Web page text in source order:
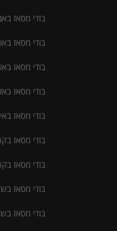
בודי מסאז
בודי מסאז
בודי מסאז
בודי מסאז
בודי מסאז
בודי מסאז
בודי מסאז
בודי מסאז
בודי מסאז